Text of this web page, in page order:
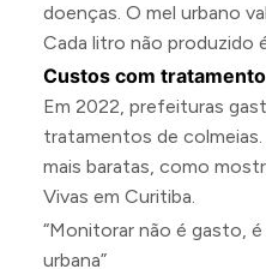
doenças. O mel urbano
Cada litro não produzido
Custos com
Em 2022, prefeituras
tratamentos de
mais baratas, como
Vivas em Curitiba.
“Monitorar não é gasto,
urbana”